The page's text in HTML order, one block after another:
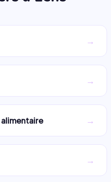
→
→
→
→